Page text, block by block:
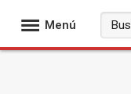
Menú